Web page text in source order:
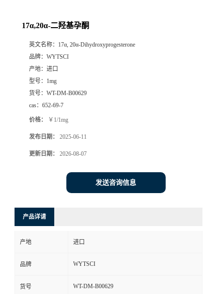
17α,20α-二羟基孕酮
英文名称： 17α, 20α-Dihydroxyprogesterone
品牌： WYTSCI
产地： 进口
型号： 1mg
货号： WT-DM-B00629
cas： 652-69-7
价格： ￥1/1mg
发布日期： 2025-06-11
更新日期： 2026-08-07
发送咨询信息
产品详请
产地 进口
品牌 WYTSCI
货号 WT-DM-B00629